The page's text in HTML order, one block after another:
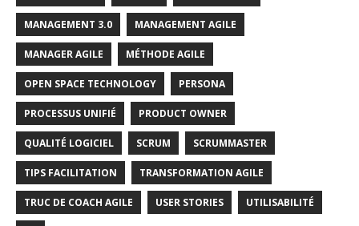
MANAGEMENT 3.0 MANAGEMENT AGILE
MANAGER AGILE MÉTHODE AGILE
OPEN SPACE TECHNOLOGY PERSONA
PROCESSUS UNIFIÉ PRODUCT OWNER
QUALITÉ LOGICIEL SCRUM SCRUMMASTER
TIPS FACILITATION TRANSFORMATION AGILE
TRUC DE COACH AGILE USER STORIES UTILISABILITÉ